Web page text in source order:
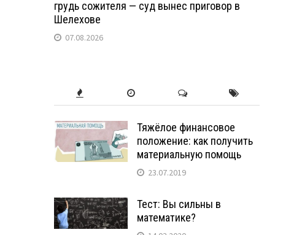
грудь сожителя — суд вынес приговор в
Шелехове
07.08.2026
Тяжёлое финансовое
положение: как получить
материальную помощь
23.07.2019
Тест: Вы сильны в
математике?